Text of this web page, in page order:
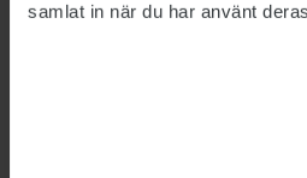
samlat in när du har använt
Boverket har hon ofta